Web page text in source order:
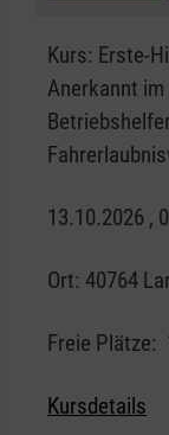
Kurs: Erste-
Anerkannt im
13.10.2026 ,
Ort: 40764
Freie Plätze:
Kursdetails